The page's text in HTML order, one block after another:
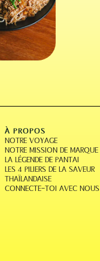
À PROPOS
NOTRE VOYAGE
NOTRE MISSION DE MARQUE
LA LÉGENDE DE PANTAI
LES 4 PILIERS DE LA SAVEUR
THAÏLANDAISE
CONNECTE-TOI AVEC NOUS